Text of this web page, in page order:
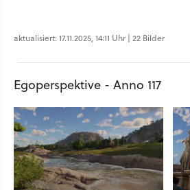
aktualisiert: 17.11.2025, 14:11 Uhr | 22 Bilder
Egoperspektive - Anno 117